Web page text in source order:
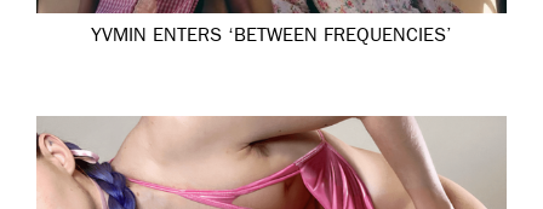
YVMIN ENTERS ‘BETWEEN FREQUENCIES’